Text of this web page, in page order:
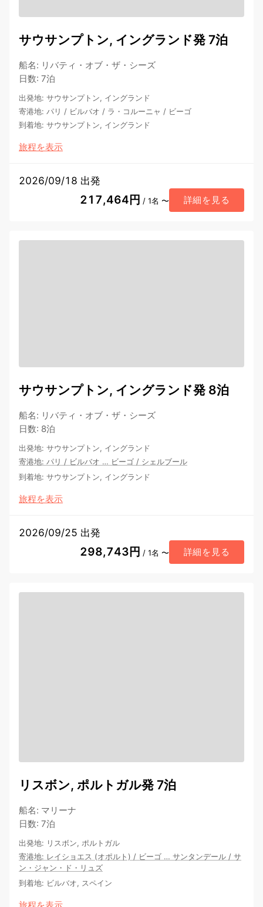
サウサンプトン, イングランド発 7泊
船名: リバティ・オブ・ザ・シーズ
日数: 7泊
出発地: サウサンプトン, イングランド
寄港地: パリ / ビルバオ / ラ・コルーニャ / ビーゴ
到着地: サウサンプトン, イングランド
旅程を表示
2026/09/18 出発
217,464円 / 1名 〜 詳細を見る
サウサンプトン, イングランド発 8泊
船名: リバティ・オブ・ザ・シーズ
日数: 8泊
出発地: サウサンプトン, イングランド
寄港地: パリ / ビルバオ … ビーゴ / シェルブール
到着地: サウサンプトン, イングランド
旅程を表示
2026/09/25 出発
298,743円 / 1名 〜 詳細を見る
リスボン, ポルトガル発 7泊
船名: マリーナ
日数: 7泊
出発地: リスボン, ポルトガル
寄港地: レイショエス (オポルト) / ビーゴ … サンタンデール / サ
ン・ジャン・ド・リュズ
到着地: ビルバオ, スペイン